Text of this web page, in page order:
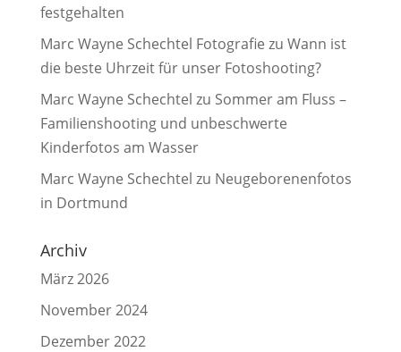
festgehalten
Marc Wayne Schechtel Fotografie zu Wann ist
die beste Uhrzeit für unser Fotoshooting?
Marc Wayne Schechtel zu Sommer am Fluss –
Familienshooting und unbeschwerte
Kinderfotos am Wasser
Marc Wayne Schechtel zu Neugeborenenfotos
in Dortmund
Archiv
März 2026
November 2024
Dezember 2022